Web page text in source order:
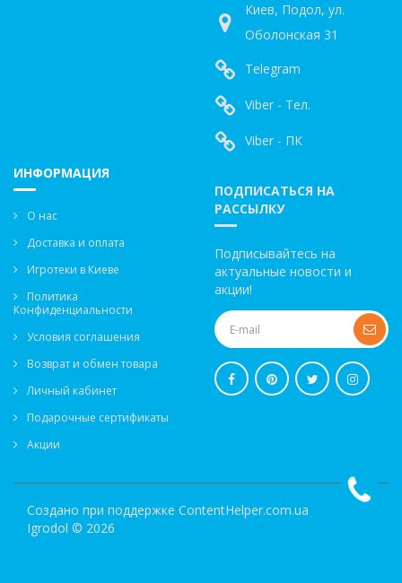
Киев, Подол, ул.
Оболонская 31
Telegram
Viber - Тел.
Viber - ПК
ИНФОРМАЦИЯ
О нас
Доставка и оплата
Игротеки в Киеве
Политика
Конфиденциальности
Условия соглашения
Возврат и обмен товара
Личный кабинет
Подарочные сертификаты
Акции
ПОДПИСАТЬСЯ НА
РАССЫЛКУ
Подписывайтесь на
актуальные новости и
акции!
Создано при поддержке ContentHelper.com.ua
Igrodol © 2026